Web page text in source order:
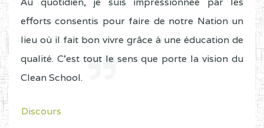
efforts consentis pour faire de notre Nation un
lieu où il fait bon vivre grâce à une éducation de
qualité. C'est tout le sens que porte la vision du
Clean School.
Discours